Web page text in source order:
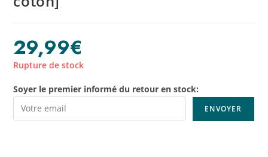
29,99€
Rupture de stock
Soyer le premier informé du retour en stock: